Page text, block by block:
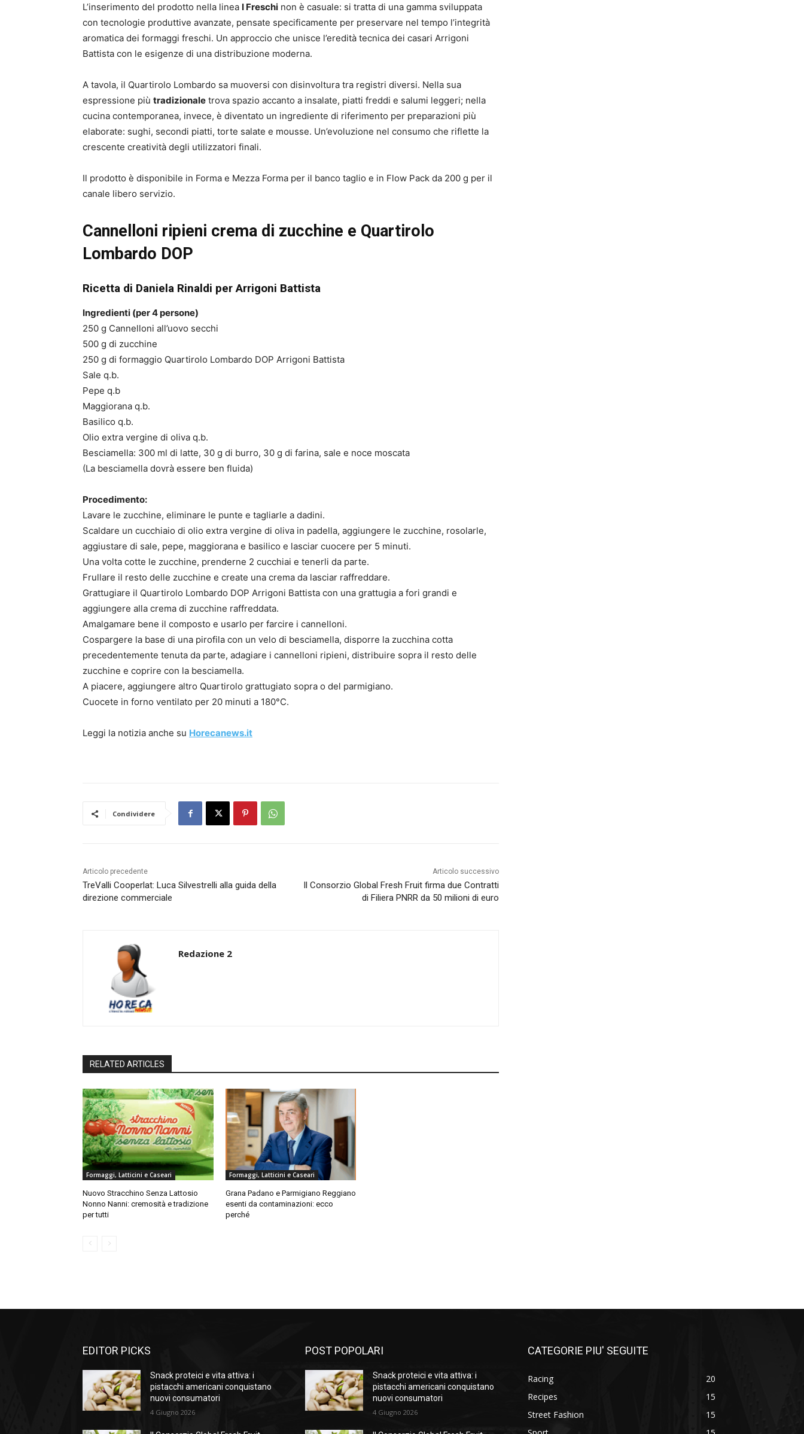
L’inserimento del prodotto nella linea I Freschi non è casuale: si tratta di una gamma sviluppata
con tecnologie produttive avanzate, pensate specificamente per preservare nel tempo l’integrità
aromatica dei formaggi freschi. Un approccio che unisce l’eredità tecnica dei casari Arrigoni
Battista con le esigenze di una distribuzione moderna.
A tavola, il Quartirolo Lombardo sa muoversi con disinvoltura tra registri diversi. Nella sua
espressione più tradizionale trova spazio accanto a insalate, piatti freddi e salumi leggeri; nella
cucina contemporanea, invece, è diventato un ingrediente di riferimento per preparazioni più
elaborate: sughi, secondi piatti, torte salate e mousse. Un’evoluzione nel consumo che riflette la
crescente creatività degli utilizzatori finali.
Il prodotto è disponibile in Forma e Mezza Forma per il banco taglio e in Flow Pack da 200 g per il
canale libero servizio.
Cannelloni ripieni crema di zucchine e Quartirolo
Lombardo DOP
Ricetta di Daniela Rinaldi per Arrigoni Battista
Ingredienti (per 4 persone)
250 g Cannelloni all’uovo secchi
500 g di zucchine
250 g di formaggio Quartirolo Lombardo DOP Arrigoni Battista
Sale q.b.
Pepe q.b
Maggiorana q.b.
Basilico q.b.
Olio extra vergine di oliva q.b.
Besciamella: 300 ml di latte, 30 g di burro, 30 g di farina, sale e noce moscata
(La besciamella dovrà essere ben fluida)
Procedimento:
Lavare le zucchine, eliminare le punte e tagliarle a dadini.
Scaldare un cucchiaio di olio extra vergine di oliva in padella, aggiungere le zucchine, rosolarle,
aggiustare di sale, pepe, maggiorana e basilico e lasciar cuocere per 5 minuti.
Una volta cotte le zucchine, prenderne 2 cucchiai e tenerli da parte.
Frullare il resto delle zucchine e create una crema da lasciar raffreddare.
Grattugiare il Quartirolo Lombardo DOP Arrigoni Battista con una grattugia a fori grandi e
aggiungere alla crema di zucchine raffreddata.
Amalgamare bene il composto e usarlo per farcire i cannelloni.
Cospargere la base di una pirofila con un velo di besciamella, disporre la zucchina cotta
precedentemente tenuta da parte, adagiare i cannelloni ripieni, distribuire sopra il resto delle
zucchine e coprire con la besciamella.
A piacere, aggiungere altro Quartirolo grattugiato sopra o del parmigiano.
Cuocete in forno ventilato per 20 minuti a 180°C.
Leggi la notizia anche su Horecanews.it
Condividere
Articolo precedente
TreValli Cooperlat: Luca Silvestrelli alla guida della
direzione commerciale
Articolo successivo
Il Consorzio Global Fresh Fruit firma due Contratti
di Filiera PNRR da 50 milioni di euro
Redazione 2
RELATED ARTICLES
Formaggi, Latticini e Caseari
Nuovo Stracchino Senza Lattosio
Nonno Nanni: cremosità e tradizione
per tutti
Formaggi, Latticini e Caseari
Grana Padano e Parmigiano Reggiano
esenti da contaminazioni: ecco
perché
EDITOR PICKS
Snack proteici e vita attiva: i
pistacchi americani conquistano
nuovi consumatori
4 Giugno 2026
POST POPOLARI
Snack proteici e vita attiva: i
pistacchi americani conquistano
nuovi consumatori
4 Giugno 2026
CATEGORIE PIU' SEGUITE
Racing
20
Recipes
15
Street Fashion
15